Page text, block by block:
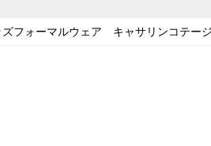
ズフォーマルウェア キャサリンコテー